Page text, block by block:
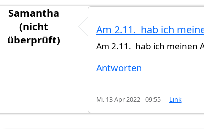
Samantha
(nicht
überprüft)
Wann genau am Anfang…vonHi
Am 2.11. hab ich
Am 2.11. hab ich meinen
Antworten
Mi. 13 Apr 2022 - 09:55 Link